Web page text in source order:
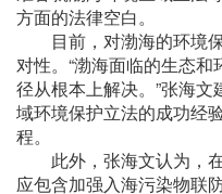
方面的法律空白。
目前，对渤海的环境保
对性。“渤海面临的生态
径从根本上解决。”张海
域环境保护立法的成功经
程。
此外，张海文认为，在
应包含加强入海污染物联